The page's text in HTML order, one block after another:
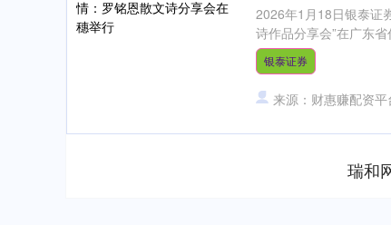
2026年1月18日银泰证
诗作品分享会”在广东
银泰证券
来源：财惠赚配资平
瑞和